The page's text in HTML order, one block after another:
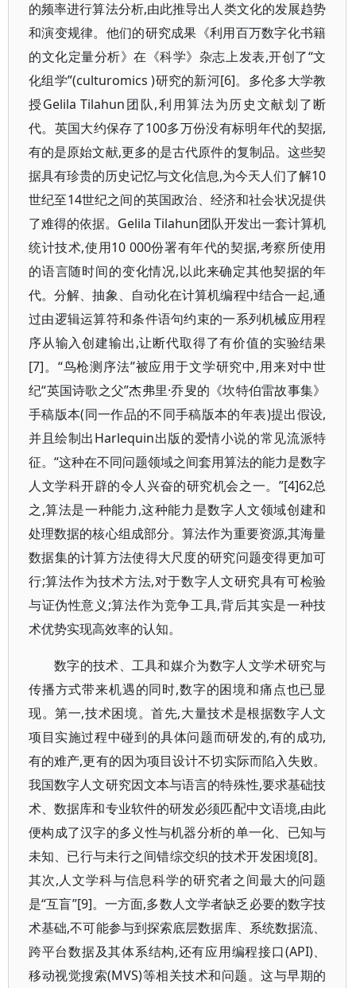
的频率进行算法分析,由此推导出人类文化的发展趋势
和演变规律。他们的研究成果《利用百万数字化书籍
的文化定量分析》在《科学》杂志上发表,开创了“文
化组学”(culturomics )研究的新河[6]。多伦多大学教
授Gelila Tilahun团队,利用算法为历史文献划了断
代。英国大约保存了100多万份没有标明年代的契据,
有的是原始文献,更多的是古代原件的复制品。这些契
据具有珍贵的历史记忆与文化信息,为今天人们了解10
世纪至14世纪之间的英国政治、经济和社会状况提供
了难得的依据。Gelila Tilahun团队开发出一套计算机
统计技术,使用10 000份署有年代的契据,考察所使用
的语言随时间的变化情况,以此来确定其他契据的年
代。分解、抽象、自动化在计算机编程中结合一起,通
过由逻辑运算符和条件语句约束的一系列机械应用程
序从输入创建输出,让断代取得了有价值的实验结果
[7]。“鸟枪测序法”被应用于文学研究中,用来对中世
纪“英国诗歌之父”杰弗里·乔叟的《坎特伯雷故事集》
手稿版本(同一作品的不同手稿版本的年表)提出假设,
并且绘制出Harlequin出版的爱情小说的常见流派特
征。“这种在不同问题领域之间套用算法的能力是数字
人文学科开辟的令人兴奋的研究机会之一。”[4]62总
之,算法是一种能力,这种能力是数字人文领域创建和
处理数据的核心组成部分。算法作为重要资源,其海量
数据集的计算方法使得大尺度的研究问题变得更加可
行;算法作为技术方法,对于数字人文研究具有可检验
与证伪性意义;算法作为竞争工具,背后其实是一种技
术优势实现高效率的认知。
数字的技术、工具和媒介为数字人文学术研究与
传播方式带来机遇的同时,数字的困境和痛点也已显
现。第一,技术困境。首先,大量技术是根据数字人文
项目实施过程中碰到的具体问题而研发的,有的成功,
有的难产,更有的因为项目设计不切实际而陷入失败。
我国数字人文研究因文本与语言的特殊性,要求基础技
术、数据库和专业软件的研发必须匹配中文语境,由此
便构成了汉字的多义性与机器分析的单一化、已知与
未知、已行与未行之间错综交织的技术开发困境[8]。
其次,人文学科与信息科学的研究者之间最大的问题
是“互盲”[9]。一方面,多数人文学者缺乏必要的数字技
术基础,不可能参与到探索底层数据库、系统数据流、
跨平台数据及其体系结构,还有应用编程接口(API)、
移动视觉搜索(MVS)等相关技术和问题。这与早期的